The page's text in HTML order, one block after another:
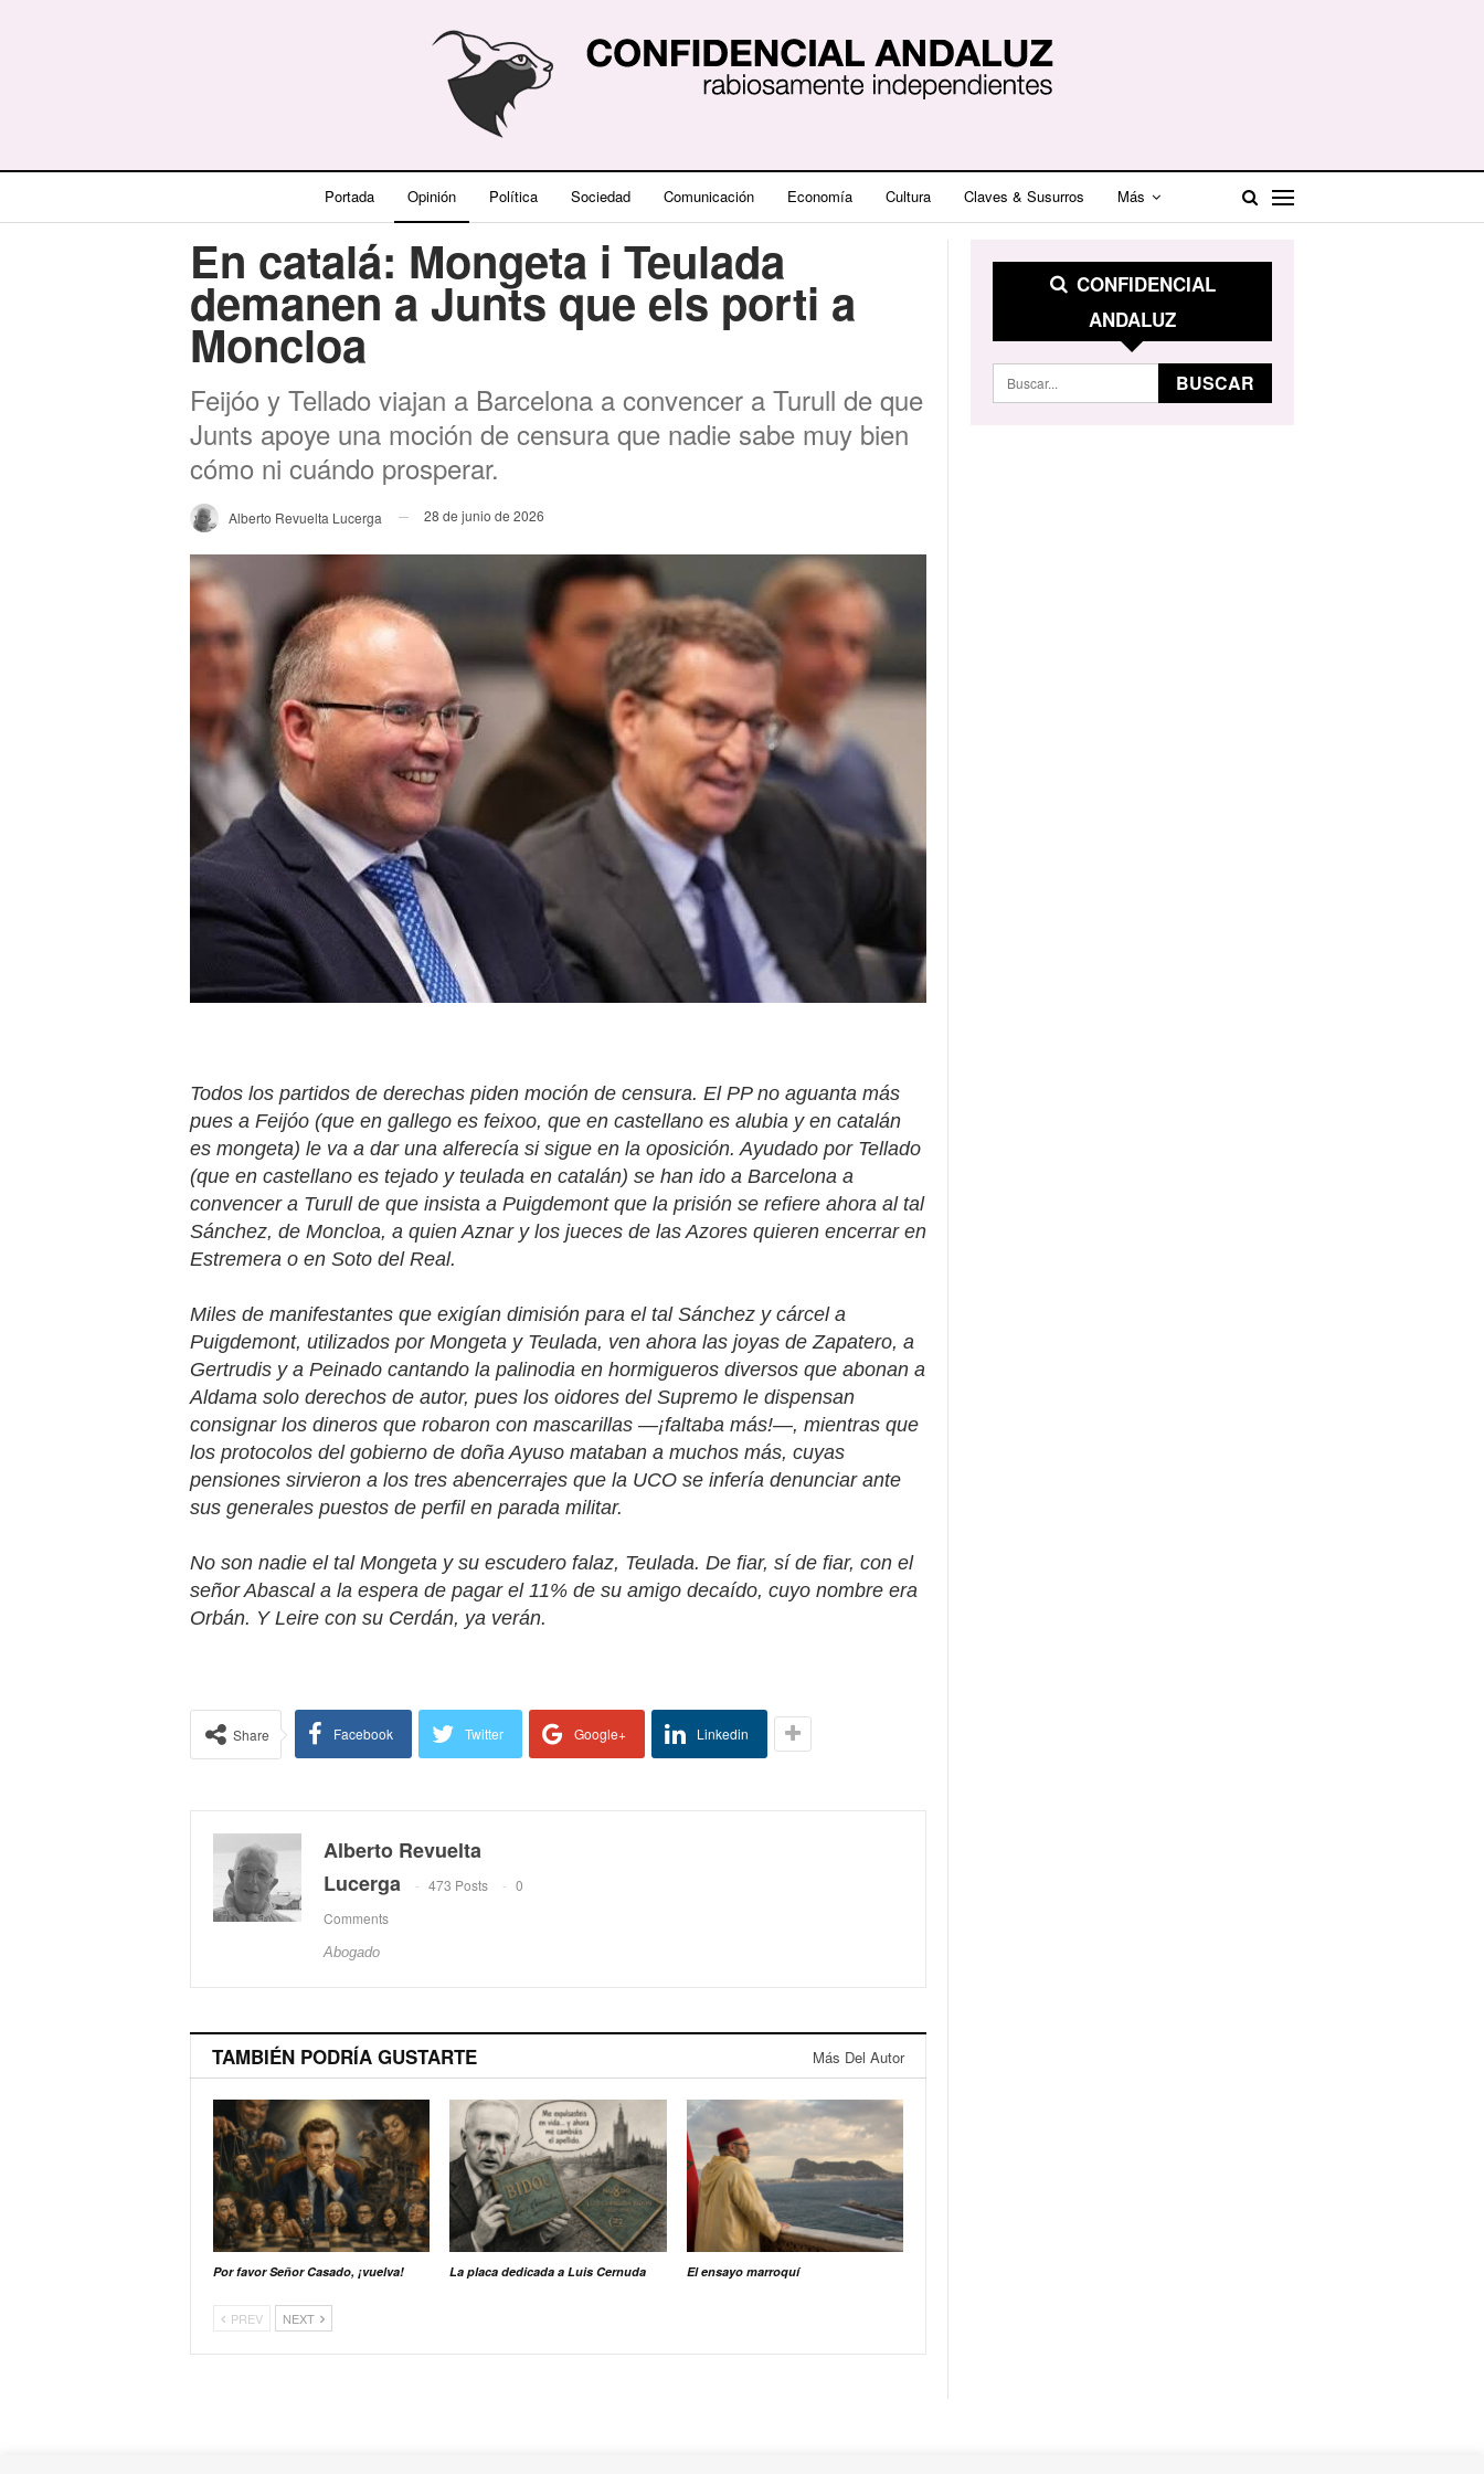
Portada Opinión Política Sociedad Comunicación Economía Cultura Claves & Susurros Más
En catalá: Mongeta i Teulada
demanen a Junts que els porti a
Moncloa
Feijóo y Tellado viajan a Barcelona a convencer a Turull de que
Junts apoye una moción de censura que nadie sabe muy bien
cómo ni cuándo prosperar.
Alberto Revuelta Lucerga 28 de junio de 2026
Todos los partidos de derechas piden moción de censura. El PP no aguanta más
pues a Feijóo (que en gallego es feixoo, que en castellano es alubia y en catalán
es mongeta) le va a dar una alferecía si sigue en la oposición. Ayudado por Tellado
(que en castellano es tejado y teulada en catalán) se han ido a Barcelona a
convencer a Turull de que insista a Puigdemont que la prisión se refiere ahora al tal
Sánchez, de Moncloa, a quien Aznar y los jueces de las Azores quieren encerrar en
Estremera o en Soto del Real.
Miles de manifestantes que exigían dimisión para el tal Sánchez y cárcel a
Puigdemont, utilizados por Mongeta y Teulada, ven ahora las joyas de Zapatero, a
Gertrudis y a Peinado cantando la palinodia en hormigueros diversos que abonan a
Aldama solo derechos de autor, pues los oidores del Supremo le dispensan
consignar los dineros que robaron con mascarillas —¡faltaba más!—, mientras que
los protocolos del gobierno de doña Ayuso mataban a muchos más, cuyas
pensiones sirvieron a los tres abencerrajes que la UCO se infería denunciar ante
sus generales puestos de perfil en parada militar.
No son nadie el tal Mongeta y su escudero falaz, Teulada. De fiar, sí de fiar, con el
señor Abascal a la espera de pagar el 11% de su amigo decaído, cuyo nombre era
Orbán. Y Leire con su Cerdán, ya verán.
Share Facebook Twitter Google+ Linkedin
Alberto Revuelta
Lucerga
473 Posts
0
Comments
Abogado
TAMBIÉN PODRÍA GUSTARTE Más Del Autor
Por favor Señor Casado, ¡vuelva! La placa dedicada a Luis Cernuda El ensayo marroquí
PREV NEXT
CONFIDENCIAL
ANDALUZ